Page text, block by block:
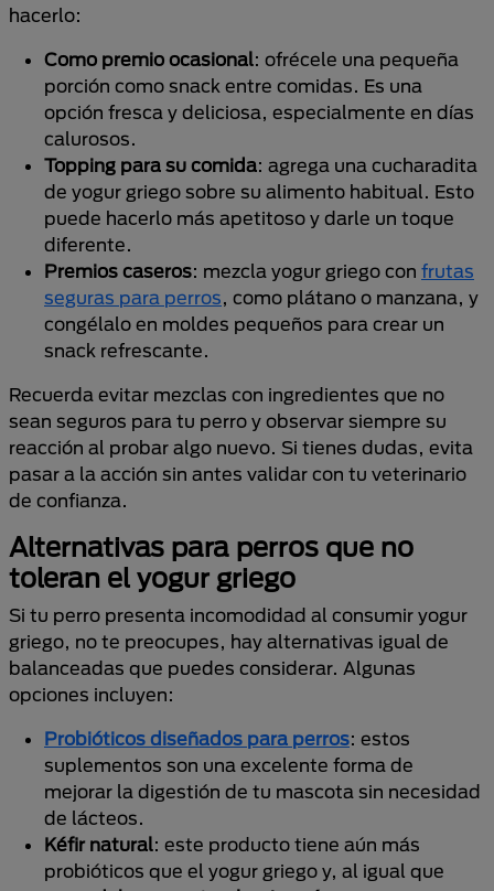
hacerlo:
Como premio ocasional: ofrécele una pequeña
porción como snack entre comidas. Es una
opción fresca y deliciosa, especialmente en días
calurosos.
Topping para su comida: agrega una cucharadita
de yogur griego sobre su alimento habitual. Esto
puede hacerlo más apetitoso y darle un toque
diferente.
Premios caseros: mezcla yogur griego con frutas
seguras para perros, como plátano o manzana, y
congélalo en moldes pequeños para crear un
snack refrescante.
Recuerda evitar mezclas con ingredientes que no
sean seguros para tu perro y observar siempre su
reacción al probar algo nuevo. Si tienes dudas, evita
pasar a la acción sin antes validar con tu veterinario
de confianza.
Alternativas para perros que no
toleran el yogur griego
Si tu perro presenta incomodidad al consumir yogur
griego, no te preocupes, hay alternativas igual de
balanceadas que puedes considerar. Algunas
opciones incluyen:
Probióticos diseñados para perros: estos
suplementos son una excelente forma de
mejorar la digestión de tu mascota sin necesidad
de lácteos.
Kéfir natural: este producto tiene aún más
probióticos que el yogur griego y, al igual que